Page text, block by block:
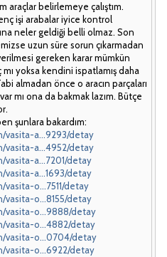
araçlar belirlemeye çalıştım.
işi arabalar iyice kontrol
neler geldiği belli olmaz. Son
uzun süre sorun çıkarmadan
gereken karar mümkün
yoksa kendini ispatlamış daha
almadan önce o aracın parçaları
mı ona da bakmak lazım. Bütçe
şunlara bakardım:
vasita-a...9293/detay
vasita-a...4952/detay
vasita-a...7201/detay
vasita-a...1693/detay
o...7511/detay
vasita-o...8155/detay
vasita-o...9888/detay
vasita-o...4882/detay
vasita-o...0704/detay
vasita-o...6922/detay